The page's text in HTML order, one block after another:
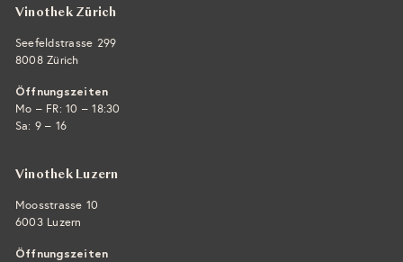
Vinothek Zürich
Seefeldstrasse 299
8008 Zürich
Öffnungszeiten
Mo – FR: 10 – 18:30
Sa: 9 – 16
Vinothek Luzern
Moosstrasse 10
6003 Luzern
Öffnungszeiten